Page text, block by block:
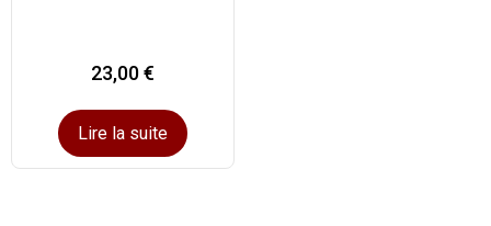
23,00€
Lire la suite